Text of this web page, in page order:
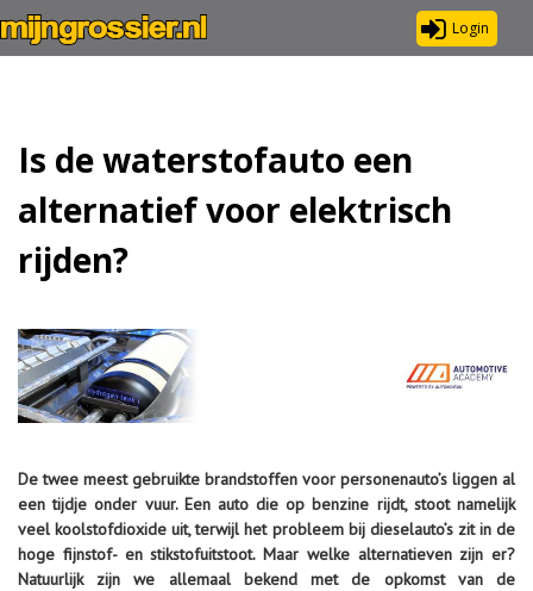
Login
Is de waterstofauto een
alternatief voor elektrisch
rijden?
De twee meest gebruikte brandstoffen voor personenauto’s liggen al
een tijdje onder vuur. Een auto die op benzine rijdt, stoot namelijk
veel koolstofdioxide uit, terwijl het probleem bij dieselauto’s zit in de
hoge fijnstof- en stikstofuitstoot. Maar welke alternatieven zijn er?
Natuurlijk zijn we allemaal bekend met de opkomst van de